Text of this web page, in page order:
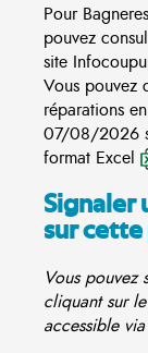
Pour
pouvez
site
Vous pouvez
réparations
07/08/2026
format Excel
Signaler
sur
Vous pouvez
cliquant sur
accessible